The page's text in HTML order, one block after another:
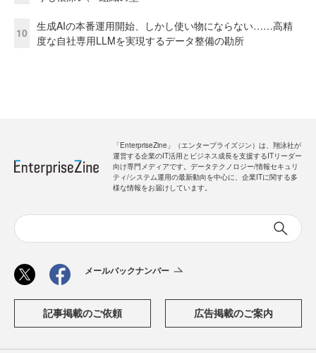
10
生成AIの本番運用開始、しかし使い物にならない……高精
度な自社専用LLMを実現するデータ整備の勘所
「EnterpriseZine」（エンタープライズジン）は、翔泳社が
運営する企業のIT活用とビジネス成長を支援するITリーダー
向け専門メディアです。データテクノロジー/情報セキュリ
ティ/システム運用の最新動向を中心に、企業ITに関する多
様な情報をお届けしています。
メールバックナンバー
記事掲載のご依頼 広告掲載のご案内